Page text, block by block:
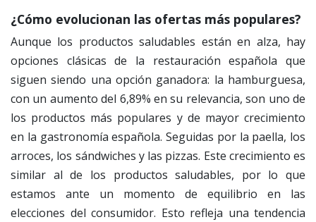
¿Cómo evolucionan las ofertas más populares?
Aunque los productos saludables están en alza, hay
opciones clásicas de la restauración española que
siguen siendo una opción ganadora: la hamburguesa,
con un aumento del 6,89% en su relevancia, son uno de
los productos más populares y de mayor crecimiento
en la gastronomía española. Seguidas por la paella, los
arroces, los sándwiches y las pizzas. Este crecimiento es
similar al de los productos saludables, por lo que
estamos ante un momento de equilibrio en las
elecciones del consumidor. Esto refleja una tendencia